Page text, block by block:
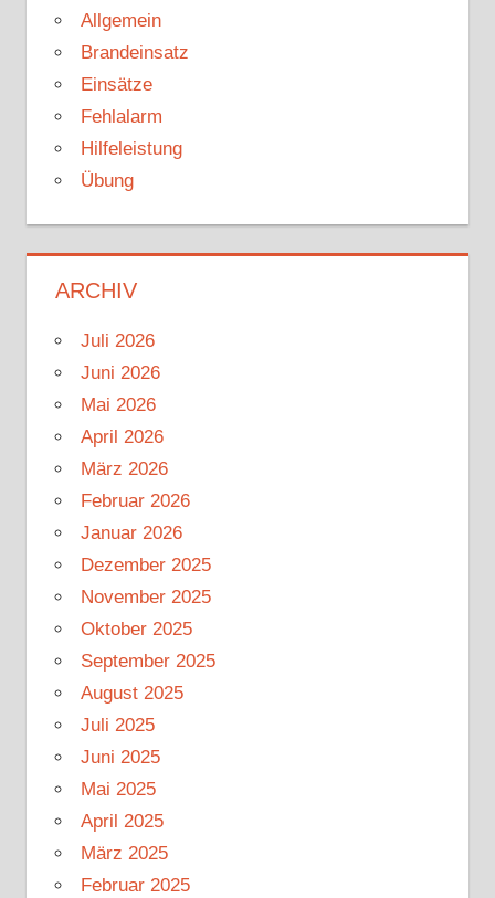
Allgemein
Brandeinsatz
Einsätze
Fehlalarm
Hilfeleistung
Übung
ARCHIV
Juli 2026
Juni 2026
Mai 2026
April 2026
März 2026
Februar 2026
Januar 2026
Dezember 2025
November 2025
Oktober 2025
September 2025
August 2025
Juli 2025
Juni 2025
Mai 2025
April 2025
März 2025
Februar 2025